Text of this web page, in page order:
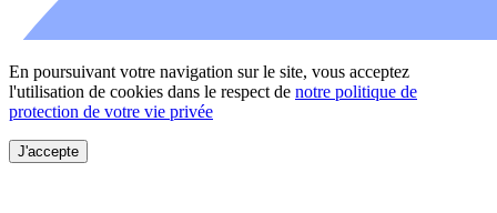
En poursuivant votre navigation sur le site, vous acceptez
l'utilisation de cookies dans le respect de notre politique de
protection de votre vie privée
J'accepte